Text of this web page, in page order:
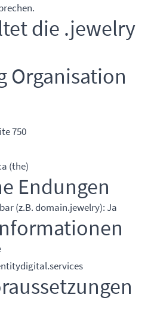
die .jewelry
Organisation
750
(the)
Endungen
(z.B. domain.jewelry): Ja